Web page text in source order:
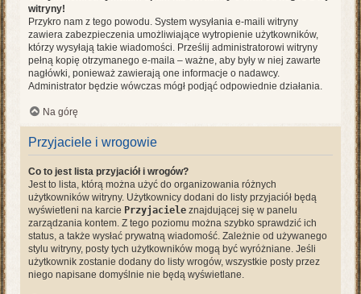
witryny!
Przykro nam z tego powodu. System wysyłania e-maili witryny
zawiera zabezpieczenia umożliwiające wytropienie użytkowników,
którzy wysyłają takie wiadomości. Prześlij administratorowi witryny
pełną kopię otrzymanego e-maila – ważne, aby były w niej zawarte
nagłówki, ponieważ zawierają one informacje o nadawcy.
Administrator będzie wówczas mógł podjąć odpowiednie działania.
Na górę
Przyjaciele i wrogowie
Co to jest lista przyjaciół i wrogów?
Jest to lista, którą można użyć do organizowania różnych
użytkowników witryny. Użytkownicy dodani do listy przyjaciół będą
wyświetleni na karcie Przyjaciele znajdującej się w panelu
zarządzania kontem. Z tego poziomu można szybko sprawdzić ich
status, a także wysłać prywatną wiadomość. Zależnie od używanego
stylu witryny, posty tych użytkowników mogą być wyróżniane. Jeśli
użytkownik zostanie dodany do listy wrogów, wszystkie posty przez
niego napisane domyślnie nie będą wyświetlane.